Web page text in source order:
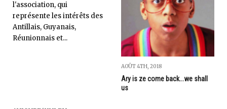
l'association, qui
représente les intérêts des
Antillais, Guyanais,
Réunionnais et...
AOÛT 4TH, 2018
Ary is ze come back...we shall
us